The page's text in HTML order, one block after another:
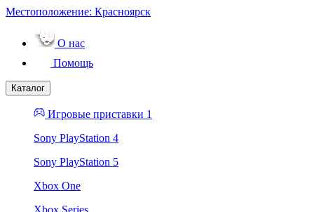
Местоположение: Красноярск
О нас
Помощь
Каталог
Игровые приставки 1
Sony PlayStation 4
Sony PlayStation 5
Xbox One
Xbox Series